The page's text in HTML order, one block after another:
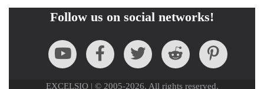
Follow us on social networks!
EXCELSIO | © 2005-2026. All rights reserved.